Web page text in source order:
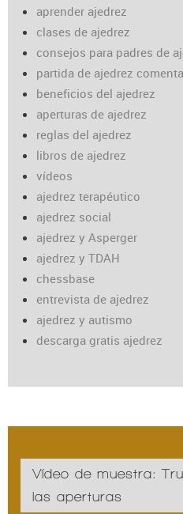
aprender ajedrez
clases de ajedrez
consejos para padres de
partida de ajedrez
beneficios del ajedrez
aperturas de ajedrez
reglas del ajedrez
libros de ajedrez
vídeos
ajedrez terapéutico
ajedrez social
ajedrez y Asperger
ajedrez y TDAH
chessbase
entrevista de ajedrez
ajedrez y autismo
descarga gratis ajedrez
Vídeo de muestra:
las aperturas